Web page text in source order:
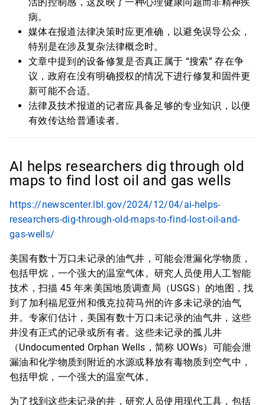
活的控制感，这反映了一种心理健康问题而非精神疾
病。
媒体在报道法律决策时应更准确，以避免误导公众，
特别是在涉及复杂法律概念时。
文章中提到的设备修复是否真正属于 “搜索” 存在争
议，政府在没有明确授权的情况下进行修复和固件更
新可能不合适。
法律及技术报道的记者应具备足够的专业知识，以便
有效传达给普通读者。
AI helps researchers dig through old
maps to find lost oil and gas wells
https://newscenter.lbl.gov/2024/12/04/ai-helps-
researchers-dig-through-old-maps-to-find-lost-oil-and-
gas-wells/
美国有数十万口未记录的油气井，可能会泄漏化学物质，
包括甲烷，一个强大的温室气体。研究人员使用人工智能
技术，扫描 45 年来美国地质调查局（USGS）的地图，找
到了加利福尼亚州和俄克拉荷马州的许多未记录的油气
井。专家们估计，美国有数十万口未记录的油气井，这些
井没有正式的记录或所有者。这些未记录的孤儿井
（Undocumented Orphan Wells，简称 UOWs）可能会泄
漏油和化学物质到附近的水源或释放有毒物质到空气中，
包括甲烷，一个强大的温室气体。
为了找到这些未记录的井，研究人员使用现代工具，包括